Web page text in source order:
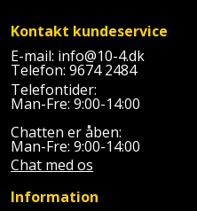
Kontakt kundeservice
E-mail: info@10-4.dk
Telefon: 9674 2484
Telefontider:
Man-Fre: 9:00-14:00
Chatten er åben:
Man-Fre: 9:00-14:00
Chat med os
Information